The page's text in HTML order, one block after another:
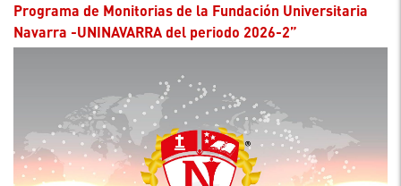
Programa de Monitorias de la Fundación Universitaria
Navarra -UNINAVARRA del periodo 2026-2”